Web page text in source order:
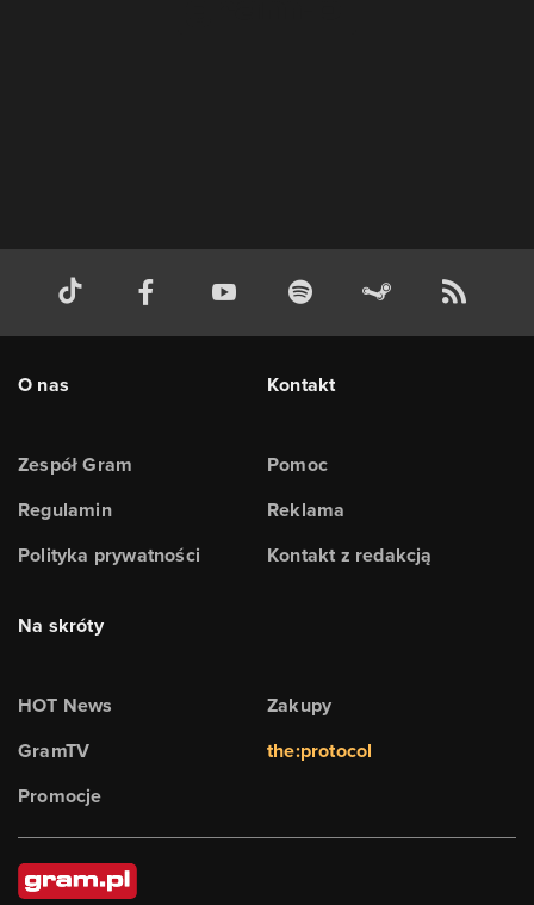
O nas
Zespół Gram
Regulamin
Polityka prywatności
Kontakt
Pomoc
Reklama
Kontakt z redakcją
Na skróty
HOT News
GramTV
Promocje
Zakupy
the:protocol